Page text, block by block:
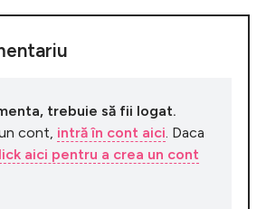
trebuie să fii logat.
cont, intră în cont aici . Daca
aici pentru a crea un cont